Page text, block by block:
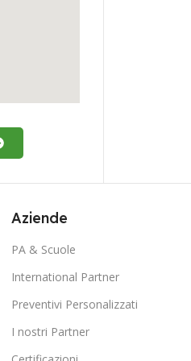
Aziende
PA & Scuole
International Partner
Preventivi Personalizzati
I nostri Partner